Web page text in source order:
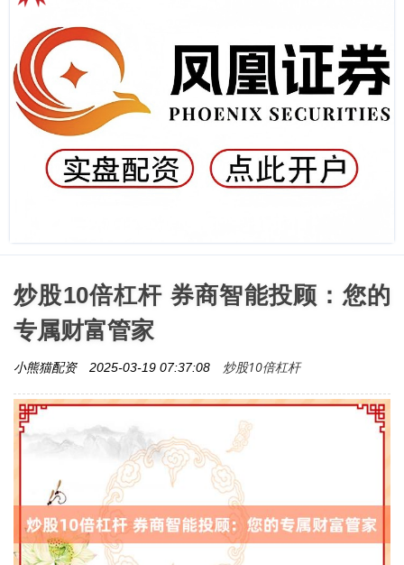
炒股10倍杠杆 券商智能投顾：您的
专属财富管家
小熊猫配资 2025-03-19 07:37:08 炒股10倍杠杆